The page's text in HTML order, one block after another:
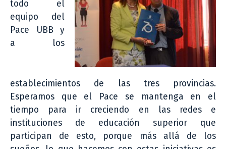
todo el
equipo del
Pace UBB y
a los
establecimientos de las tres provincias.
Esperamos que el Pace se mantenga en el
tiempo para ir creciendo en las redes e
instituciones de educación superior que
participan de esto, porque más allá de los